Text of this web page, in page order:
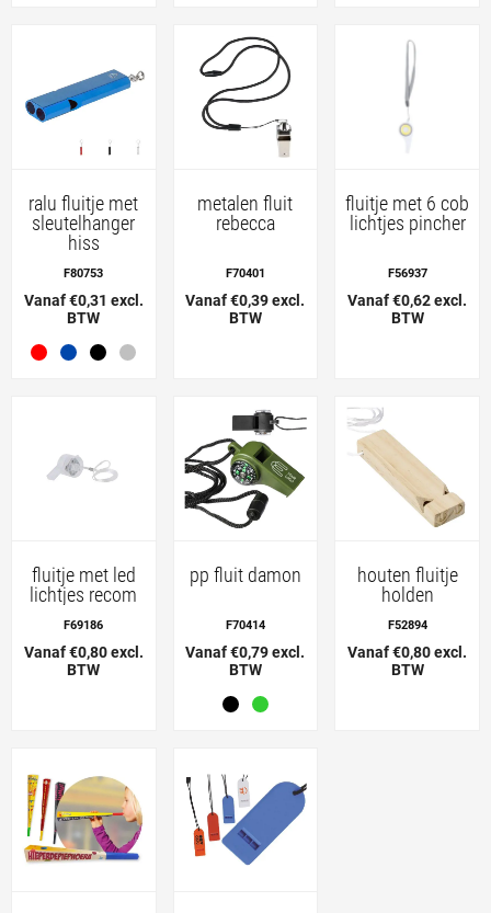
ralu fluitje met
sleutelhanger
hiss
F80753
Vanaf €0,31 excl.
BTW
metalen fluit
rebecca
F70401
Vanaf €0,39 excl.
BTW
fluitje met 6 cob
lichtjes pincher
F56937
Vanaf €0,62 excl.
BTW
fluitje met led
lichtjes recom
F69186
Vanaf €0,80 excl.
BTW
pp fluit damon
F70414
Vanaf €0,79 excl.
BTW
houten fluitje
holden
F52894
Vanaf €0,80 excl.
BTW